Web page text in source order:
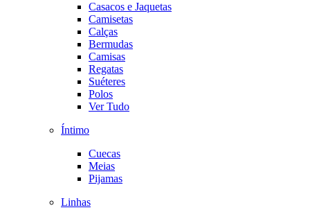
Casacos e Jaquetas
Camisetas
Calças
Bermudas
Camisas
Regatas
Suéteres
Polos
Ver Tudo
Íntimo
Cuecas
Meias
Pijamas
Linhas